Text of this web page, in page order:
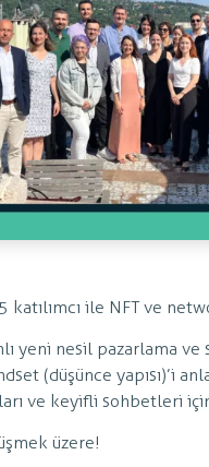
ile NFT ve
yeni nesil pazarlama ve
(düşünce yapısı)’i
ve keyifli sohbetleri
üzere!